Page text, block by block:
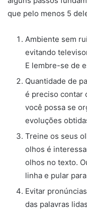
que pelo menos 5
Ambiente sem
evitando
E lembre-se de
Quantidade de
é preciso contar
você possa se
evoluções
Treine os seus
olhos é
olhos no texto.
linha e pular
Evitar
das palavras